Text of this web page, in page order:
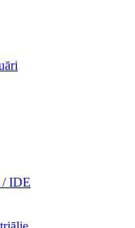
/ IDE